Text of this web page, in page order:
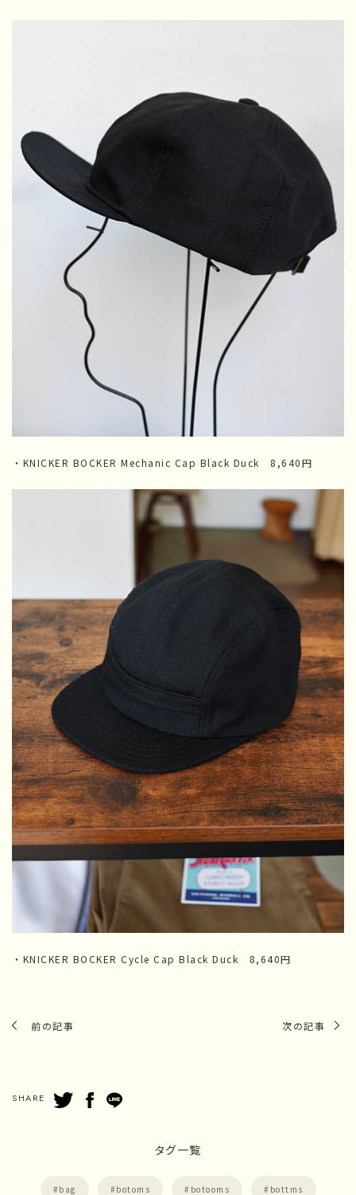
・KNICKER BOCKER Mechanic Cap Black Duck 8,640円
・KNICKER BOCKER Cycle Cap Black Duck 8,640円
前の記事 次の記事
SHARE
タグ一覧
bag botoms botooms bottms